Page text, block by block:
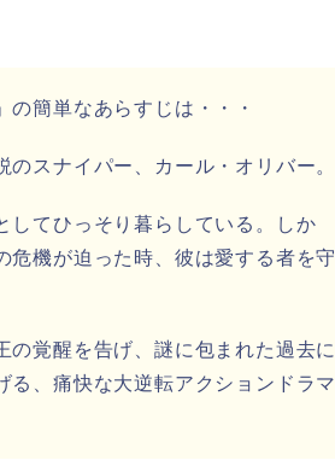
の簡単なあらすじ は・・・
スナイパー、カール・オリバー。
してひっそり暮らしている。しか
危機が迫った時、彼は愛する者を守
の覚醒を告げ、謎に包まれた過去に
る、痛快な大逆転アクションドラマ